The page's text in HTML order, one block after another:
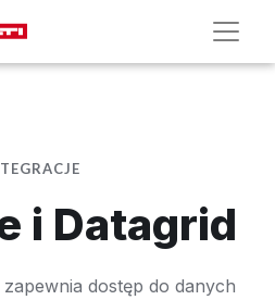
i Datagrid
dostęp do danych